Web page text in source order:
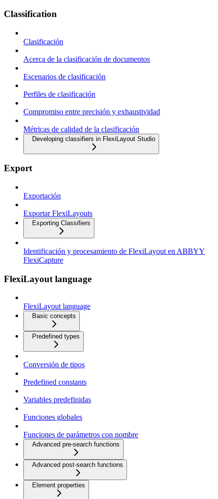
Classification
Clasificación
Acerca de la clasificación de documentos
Escenarios de clasificación
Perfiles de clasificación
Compromiso entre precisión y exhaustividad
Métricas de calidad de la clasificación
Developing classifiers in FlexiLayout Studio
Export
Exportación
Exportar FlexiLayouts
Exporting Classifiers
Identificación y procesamiento de FlexiLayout en ABBYY
FlexiCapture
FlexiLayout language
FlexiLayout language
Basic concepts
Predefined types
Conversión de tipos
Predefined constants
Variables predefinidas
Funciones globales
Funciones de parámetros con nombre
Advanced pre-search functions
Advanced post-search functions
Element properties